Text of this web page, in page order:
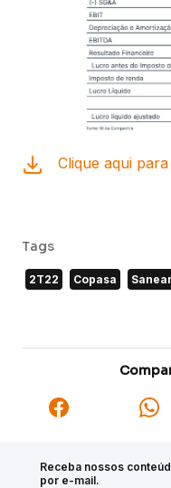
Clique aqui
Tags
2T22 Copasa
Receba nossos
por e-mail.